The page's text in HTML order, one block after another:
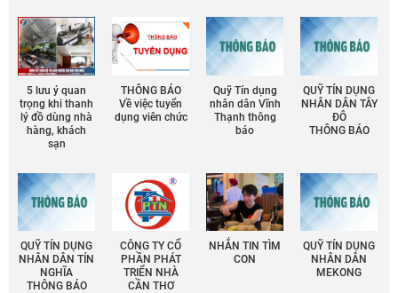
5 lưu ý quan
trọng khi thanh
lý đồ dùng nhà
hàng, khách
sạn
THÔNG BÁO
Về việc tuyển
dụng viên chức
Quỹ Tín dụng
nhân dân Vĩnh
Thạnh thông
báo
QUỸ TÍN DỤNG
NHÂN DÂN TÂY
ĐÔ
THÔNG BÁO
QUỸ TÍN DỤNG
NHÂN DÂN TÍN
NGHĨA
THÔNG BÁO
CÔNG TY CỔ
PHẦN PHÁT
TRIỂN NHÀ
CẦN THƠ
NHẮN TIN TÌM
CON
QUỸ TÍN DỤNG
NHÂN DÂN
MEKONG